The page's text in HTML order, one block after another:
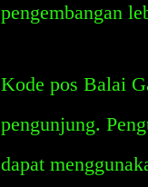
pengembangan
Kode pos Balai
pengunjung.
dapat